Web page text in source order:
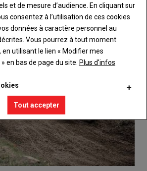
et de mesure d’audience. En cliquant sur
consentez à l’utilisation de ces cookies
données à caractère personnel au
Vous pourrez à tout moment
en utilisant le lien « Modifier mes
en bas de page du site. Plus d'infos
Tout accepter